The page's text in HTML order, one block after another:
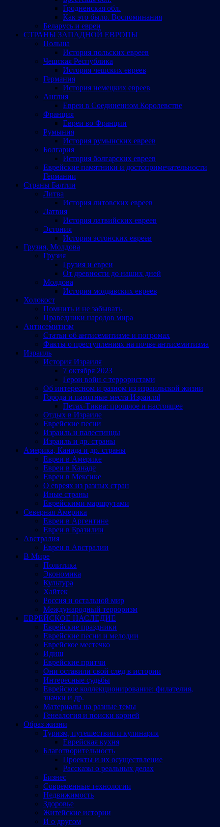
Гродненская обл.
Как это было. Воспоминания
Беларусь и евреи
СТРАНЫ ЗАПАДНОЙ ЕВРОПЫ
Польша
История польских евреев
Чешская Республика
История чешских евреев
Германия
История немецких евреев
Англия
Евреи в Соединенном Королевстве
Франция
Евреи во Франции
Румыния
История румынских евреев
Болгария
История болгарских евреев
Еврейские памятники и достопримечательности
Германии
Страны Балтии
Литва
История литовских евреев
Латвия
История латвийских евреев
Эстония
История эстонских евреев
Грузия, Молдова
Грузия
Грузия и евреи
От древности до наших дней
Молдова
История молдавских евреев
Холокост
Помнить и не забывать
Праведники народов мира
Антисемитизм
Статьи об антисемитизме и погромах
Факты о преступлениях на почве антисемитизма
Израиль
История Израиля
7 октября 2023
Герои войн с террористами
Об интересном и разном из израильской жизни
Города и памятные места Израиляl
Петах-Тиква: прошлое и настоящее
Отдых в Израиле
Еврейские песни
Израиль и палестинцы
Израиль и др. страны
Америка, Канада и др. страны
Евреи в Америке
Евреи в Канаде
Евреи в Мексике
О евреях из разных стран
Иные страны
Еврейскими маршрутами
Северная Америка
Евреи в Аргентине
Евреи в Бразилии
Австралия
Евреи в Австралии
В Мире
Политика
Экономика
Культура
Хайтек
Россия и остальной мир
Международный терроризм
ЕВРЕЙСКОЕ НАСЛЕДИЕ
Еврейские праздники
Еврейские песни и мелодии
Еврейское местечко
Идиш
Еврейские притчи
Они оставили свой след в истории
Интересные судьбы
Еврейское коллекционирование: филателия,
значки и др.
Материалы на разные темы
Генеалогия и поиски корней
Образ жизни
Туризм, путешествия и кулинария
Еврейская кухня
Благотворительность
Проекты и их осуществление
Рассказы о реальных делах
Бизнес
Современные технологии
Недвижимость
Здоровье
Житейские истории
И о другом